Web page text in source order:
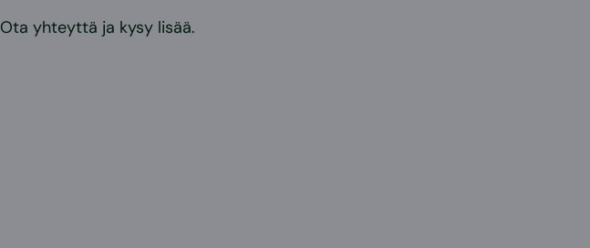
Ota yhteyttä ja kysy lisää.